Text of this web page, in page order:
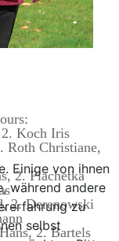
Koch Iris
Roth Christiane,
2. Plachetka
2. Derenowski
2. Bartels
Einige von ihnen
während andere
zu
selbst